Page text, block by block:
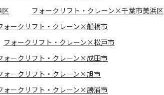
区
フォークリフト・クレーン×千葉市美浜区
ォークリフト・クレーン×船橋市
フォークリフト・クレーン×松戸市
ォークリフト・クレーン×成田市
ォークリフト・クレーン×旭市
ォークリフト・クレーン×勝浦市